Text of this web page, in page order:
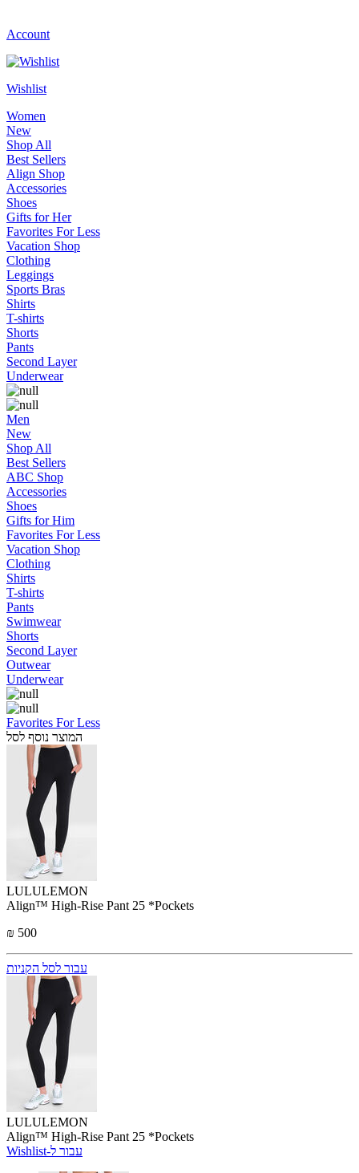
Account
Wishlist
Women
New
Shop All
Best Sellers
Align Shop
Accessories
Shoes
Gifts for Her
Favorites For Less
Vacation Shop
Clothing
Leggings
Sports Bras
Shirts
T-shirts
Shorts
Pants
Second Layer
Underwear
Men
New
Shop All
Best Sellers
ABC Shop
Accessories
Shoes
Gifts for Him
Favorites For Less
Vacation Shop
Clothing
Shirts
T-shirts
Pants
Swimwear
Shorts
Second Layer
Outwear
Underwear
Favorites For Less
המוצר נוסף לסל
LULULEMON
Align™ High-Rise Pant 25 *Pockets
₪ 500
עבור לסל הקניות
LULULEMON
Align™ High-Rise Pant 25 *Pockets
Wishlist-עבור ל